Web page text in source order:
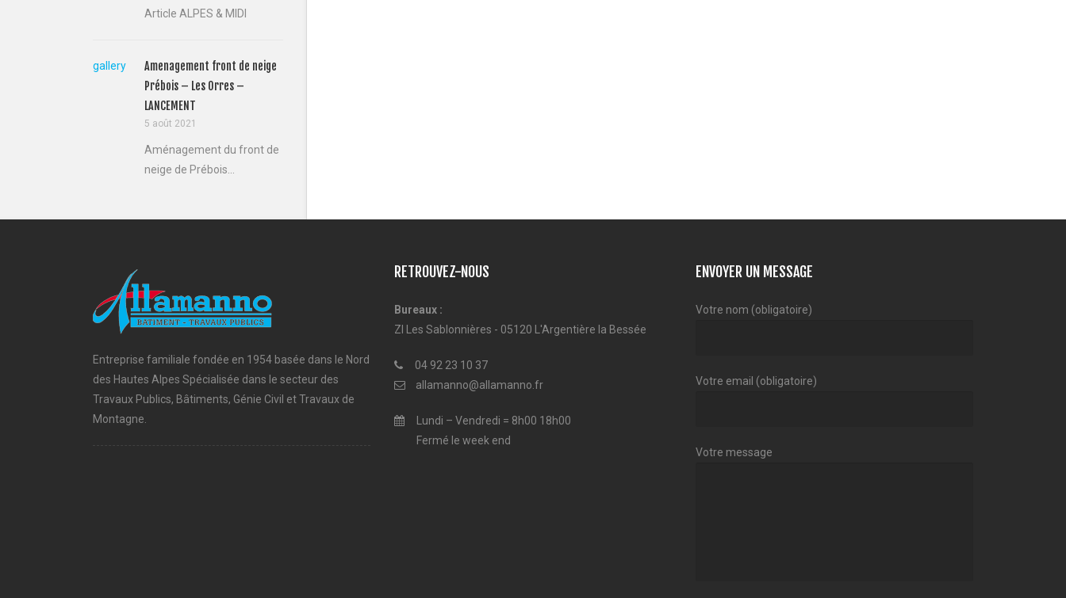
Article ALPES & MIDI
gallery
Amenagement front de neige
Prébois – Les Orres –
LANCEMENT
5 août 2021
Aménagement du front de
neige de Prébois...
Entreprise familiale fondée en 1954 basée dans le Nord
des Hautes Alpes Spécialisée dans le secteur des
Travaux Publics, Bâtiments, Génie Civil et Travaux de
Montagne.
RETROUVEZ-NOUS
Bureaux :
ZI Les Sablonnières - 05120 L'Argentière la Bessée
04 92 23 10 37
allamanno@allamanno.fr
Lundi – Vendredi = 8h00 18h00
Fermé le week end
ENVOYER UN MESSAGE
Votre nom (obligatoire)
Votre email (obligatoire)
Votre message